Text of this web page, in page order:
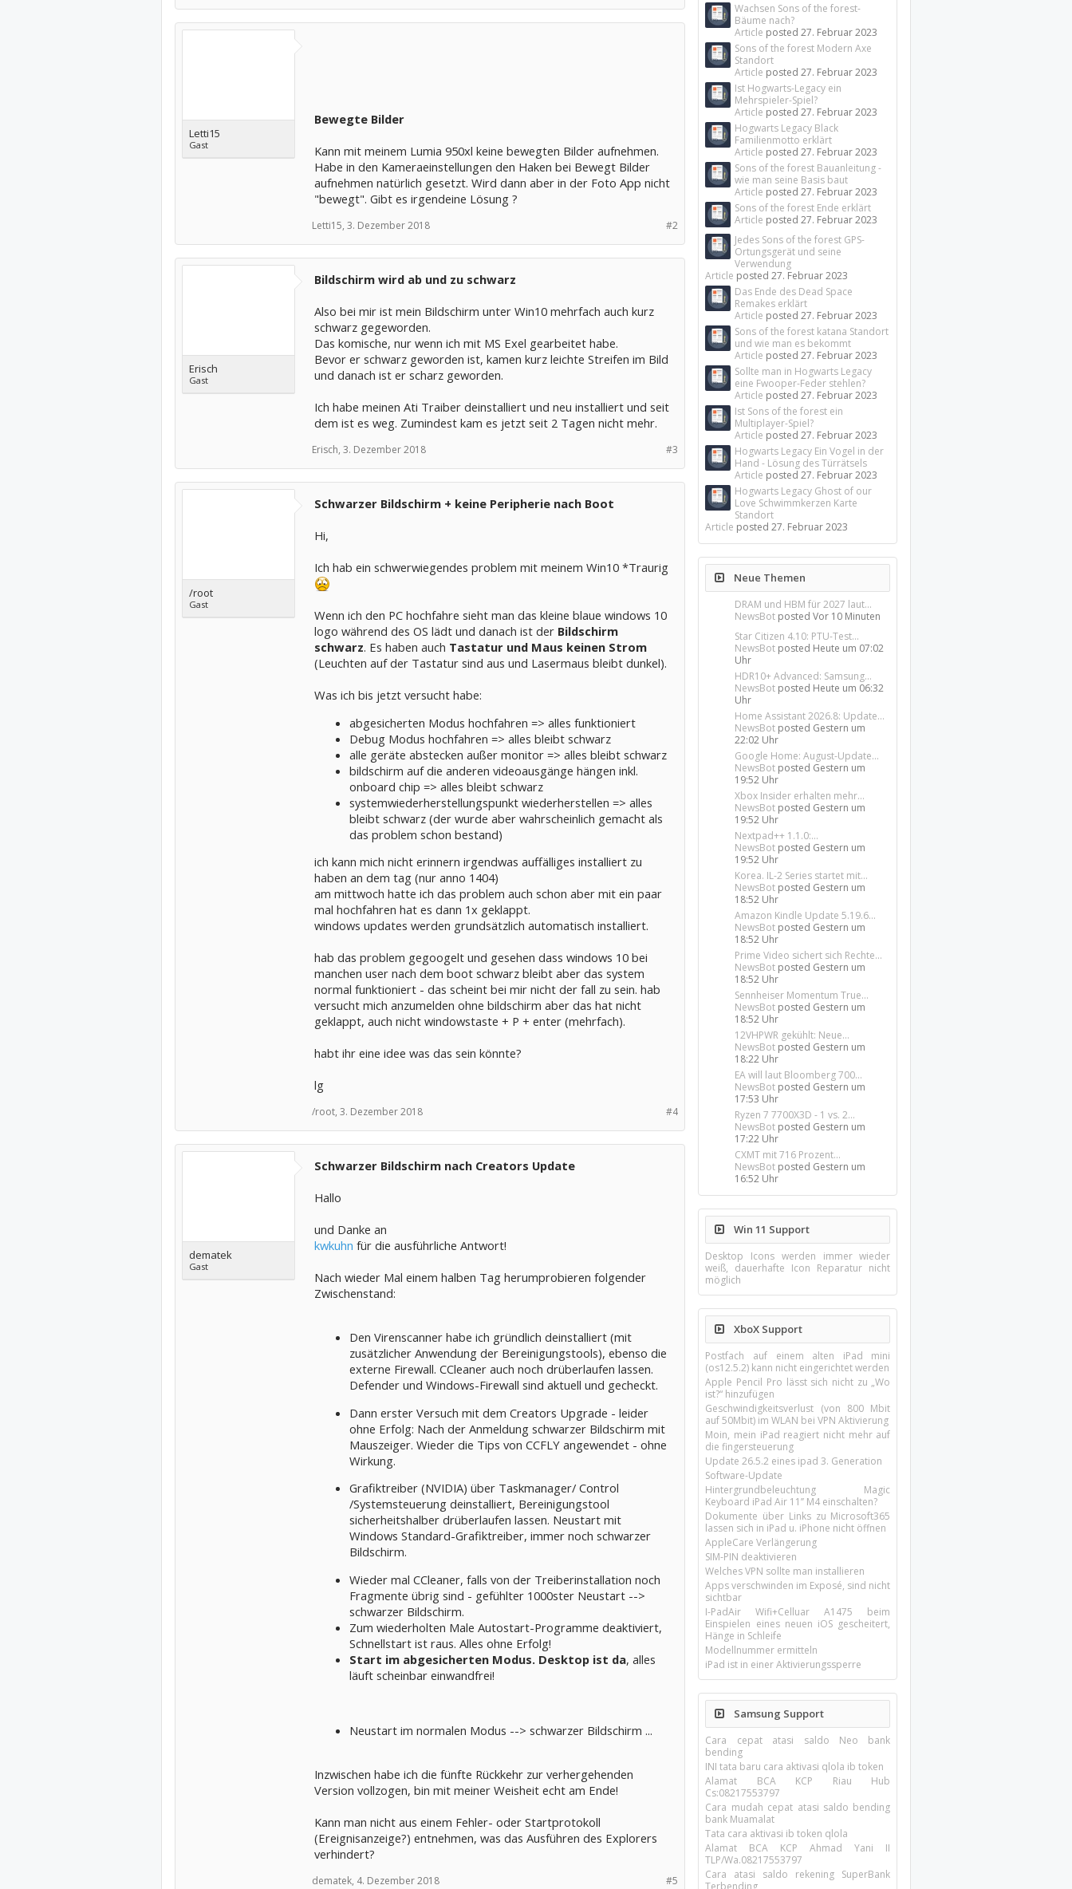
Letti15
Gast
Bewegte Bilder
Kann mit meinem Lumia 950xl keine bewegten Bilder aufnehmen.
Habe in den Kameraeinstellungen den Haken bei Bewegt Bilder
aufnehmen natürlich gesetzt. Wird dann aber in der Foto App nicht
"bewegt". Gibt es irgendeine Lösung ?
#2
Letti15, 3. Dezember 2018
Erisch
Gast
Bildschirm wird ab und zu schwarz
Also bei mir ist mein Bildschirm unter Win10 mehrfach auch kurz
schwarz gegeworden.
Das komische, nur wenn ich mit MS Exel gearbeitet habe.
Bevor er schwarz geworden ist, kamen kurz leichte Streifen im Bild
und danach ist er scharz geworden.
Ich habe meinen Ati Traiber deinstalliert und neu installiert und seit
dem ist es weg. Zumindest kam es jetzt seit 2 Tagen nicht mehr.
#3
Erisch, 3. Dezember 2018
/root
Gast
Schwarzer Bildschirm + keine Peripherie nach Boot
Hi,
Ich hab ein schwerwiegendes problem mit meinem Win10 *Traurig
Wenn ich den PC hochfahre sieht man das kleine blaue windows 10
logo während des OS lädt und danach ist der Bildschirm
schwarz. Es haben auch Tastatur und Maus keinen Strom
(Leuchten auf der Tastatur sind aus und Lasermaus bleibt dunkel).
Was ich bis jetzt versucht habe:
abgesicherten Modus hochfahren => alles funktioniert
Debug Modus hochfahren => alles bleibt schwarz
alle geräte abstecken außer monitor => alles bleibt schwarz
bildschirm auf die anderen videoausgänge hängen inkl.
onboard chip => alles bleibt schwarz
systemwiederherstellungspunkt wiederherstellen => alles
bleibt schwarz (der wurde aber wahrscheinlich gemacht als
das problem schon bestand)
ich kann mich nicht erinnern irgendwas auffälliges installiert zu
haben an dem tag (nur anno 1404)
am mittwoch hatte ich das problem auch schon aber mit ein paar
mal hochfahren hat es dann 1x geklappt.
windows updates werden grundsätzlich automatisch installiert.
hab das problem gegoogelt und gesehen dass windows 10 bei
manchen user nach dem boot schwarz bleibt aber das system
normal funktioniert - das scheint bei mir nicht der fall zu sein. hab
versucht mich anzumelden ohne bildschirm aber das hat nicht
geklappt, auch nicht windowstaste + P + enter (mehrfach).
habt ihr eine idee was das sein könnte?
lg
#4
/root, 3. Dezember 2018
dematek
Gast
Schwarzer Bildschirm nach Creators Update
Hallo
und Danke an
kwkuhn für die ausführliche Antwort!
Nach wieder Mal einem halben Tag herumprobieren folgender
Zwischenstand:
Den Virenscanner habe ich gründlich deinstalliert (mit
zusätzlicher Anwendung der Bereinigungstools), ebenso die
externe Firewall. CCleaner auch noch drüberlaufen lassen.
Defender und Windows-Firewall sind aktuell und gecheckt.
Dann erster Versuch mit dem Creators Upgrade - leider
ohne Erfolg: Nach der Anmeldung schwarzer Bildschirm mit
Mauszeiger. Wieder die Tips von CCFLY angewendet - ohne
Wirkung.
Grafiktreiber (NVIDIA) über Taskmanager/ Control
/Systemsteuerung deinstalliert, Bereinigungstool
sicherheitshalber drüberlaufen lassen. Neustart mit
Windows Standard-Grafiktreiber, immer noch schwarzer
Bildschirm.
Wieder mal CCleaner, falls von der Treiberinstallation noch
Fragmente übrig sind - gefühlter 1000ster Neustart -->
schwarzer Bildschirm.
Zum wiederholten Male Autostart-Programme deaktiviert,
Schnellstart ist raus. Alles ohne Erfolg!
Start im abgesicherten Modus. Desktop ist da, alles
läuft scheinbar einwandfrei!
Neustart im normalen Modus --> schwarzer Bildschirm ...
Inzwischen habe ich die fünfte Rückkehr zur verhergehenden
Version vollzogen, bin mit meiner Weisheit echt am Ende!
Kann man nicht aus einem Fehler- oder Startprotokoll
(Ereignisanzeige?) entnehmen, was das Ausführen des Explorers
verhindert?
#5
dematek, 4. Dezember 2018
Wachsen Sons of the forest-
Bäume nach?
Article posted27. Februar 2023
Sons of the forest Modern Axe
Standort
Article posted27. Februar 2023
Ist Hogwarts-Legacy ein
Mehrspieler-Spiel?
Article posted27. Februar 2023
Hogwarts Legacy Black
Familienmotto erklärt
Article posted27. Februar 2023
Sons of the forest Bauanleitung -
wie man seine Basis baut
Article posted27. Februar 2023
Sons of the forest Ende erklärt
Article posted27. Februar 2023
Jedes Sons of the forest GPS-
Ortungsgerät und seine
Verwendung
Article posted27. Februar 2023
Das Ende des Dead Space
Remakes erklärt
Article posted27. Februar 2023
Sons of the forest katana Standort
und wie man es bekommt
Article posted27. Februar 2023
Sollte man in Hogwarts Legacy
eine Fwooper-Feder stehlen?
Article posted27. Februar 2023
Ist Sons of the forest ein
Multiplayer-Spiel?
Article posted27. Februar 2023
Hogwarts Legacy Ein Vogel in der
Hand - Lösung des Türrätsels
Article posted27. Februar 2023
Hogwarts Legacy Ghost of our
Love Schwimmkerzen Karte
Standort
Article posted27. Februar 2023
Neue Themen
DRAM und HBM für 2027 laut...
NewsBot postedVor 10 Minuten
Star Citizen 4.10: PTU-Test...
NewsBot posted Heute um 07:02
Uhr
HDR10+ Advanced: Samsung...
NewsBot posted Heute um 06:32
Uhr
Home Assistant 2026.8: Update...
NewsBot posted Gestern um
22:02 Uhr
Google Home: August-Update...
NewsBot posted Gestern um
19:52 Uhr
Xbox Insider erhalten mehr...
NewsBot posted Gestern um
19:52 Uhr
Nextpad++ 1.1.0:...
NewsBot posted Gestern um
19:52 Uhr
Korea. IL-2 Series startet mit...
NewsBot posted Gestern um
18:52 Uhr
Amazon Kindle Update 5.19.6...
NewsBot posted Gestern um
18:52 Uhr
Prime Video sichert sich Rechte...
NewsBot posted Gestern um
18:52 Uhr
Sennheiser Momentum True...
NewsBot posted Gestern um
18:52 Uhr
12VHPWR gekühlt: Neue...
NewsBot posted Gestern um
18:22 Uhr
EA will laut Bloomberg 700...
NewsBot posted Gestern um
17:53 Uhr
Ryzen 7 7700X3D - 1 vs. 2...
NewsBot posted Gestern um
17:22 Uhr
CXMT mit 716 Prozent...
NewsBot posted Gestern um
16:52 Uhr
Win 11 Support
Desktop Icons werden immer wieder
weiß, dauerhafte Icon Reparatur nicht
möglich
XboX Support
Postfach auf einem alten iPad mini
(os12.5.2) kann nicht eingerichtet werden
Apple Pencil Pro lässt sich nicht zu „Wo
ist?“ hinzufügen
Geschwindigkeitsverlust (von 800 Mbit
auf 50Mbit) im WLAN bei VPN Aktivierung
Moin, mein iPad reagiert nicht mehr auf
die fingersteuerung
Update 26.5.2 eines ipad 3. Generation
Software-Update
Hintergrundbeleuchtung Magic
Keyboard iPad Air 11’’ M4 einschalten?
Dokumente über Links zu Microsoft365
lassen sich in iPad u. iPhone nicht öffnen
AppleCare Verlängerung
SIM-PIN deaktivieren
Welches VPN sollte man installieren
Apps verschwinden im Exposé, sind nicht
sichtbar
I-PadAir Wifi+Celluar A1475 beim
Einspielen eines neuen iOS gescheitert,
Hänge in Schleife
Modellnummer ermitteln
iPad ist in einer Aktivierungssperre
Samsung Support
Cara cepat atasi saldo Neo bank
bending
INI tata baru cara aktivasi qlola ib token
Alamat BCA KCP Riau Hub
Cs:08217553797
Cara mudah cepat atasi saldo bending
bank Muamalat
Tata cara aktivasi ib token qlola
Alamat BCA KCP Ahmad Yani II
TLP/Wa.08217553797
Cara atasi saldo rekening SuperBank
Terbending